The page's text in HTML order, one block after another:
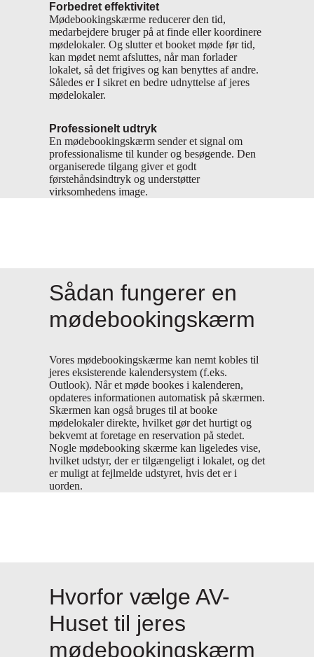
Forbedret effektivitet
Mødebookingskærme reducerer den tid,
medarbejdere bruger på at finde eller koordinere
mødelokaler. Og slutter et booket møde før tid,
kan mødet nemt afsluttes, når man forlader
lokalet, så det frigives og kan benyttes af andre.
Således er I sikret en bedre udnyttelse af jeres
mødelokaler.
Professionelt udtryk
En mødebookingskærm sender et signal om
professionalisme til kunder og besøgende. Den
organiserede tilgang giver et godt
førstehåndsindtryk og understøtter
virksomhedens image.
Sådan fungerer en
mødebookingskærm
Vores mødebookingskærme kan nemt kobles til
jeres eksisterende kalendersystem (f.eks.
Outlook). Når et møde bookes i kalenderen,
opdateres informationen automatisk på skærmen.
Skærmen kan også bruges til at booke
mødelokaler direkte, hvilket gør det hurtigt og
bekvemt at foretage en reservation på stedet.
Nogle mødebooking skærme kan ligeledes vise,
hvilket udstyr, der er tilgængeligt i lokalet, og det
er muligt at fejlmelde udstyret, hvis det er i
uorden.
Hvorfor vælge AV-
Huset til jeres
mødebookingskærm